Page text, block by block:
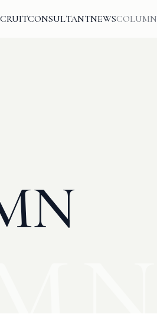
CONSULTANTNEWSCOLUMN